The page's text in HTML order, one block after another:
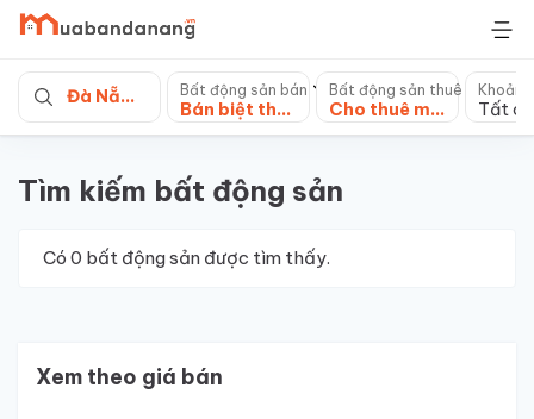
Skip
content
Đà Nẵng Bất động sản bán
Bán biệt thự, villa
Bất động sản thuê
Cho thuê mặt bằng Tất cả
Tìm kiếm bất động sản
Có 0 bất động sản được tìm thấy.
Xem theo giá bán